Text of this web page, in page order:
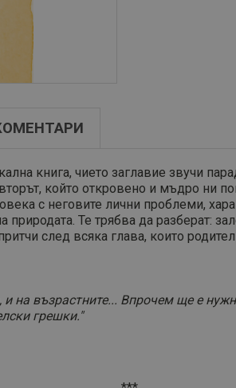
книга, чието заглавие звучи
който откровено и мъдро ни
с неговите лични проблеми,
Те трябва да разберат:
след всяка глава, които
на възрастните... Впрочем ще е
грешки."